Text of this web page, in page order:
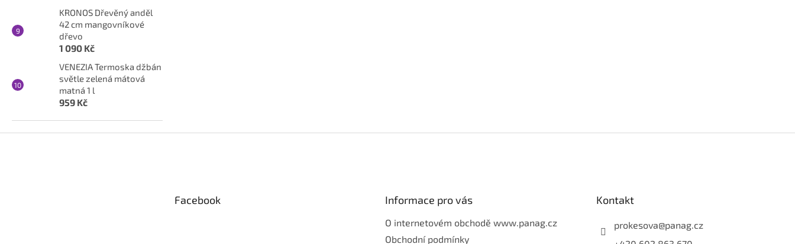
KRONOS Dřevěný anděl
42 cm mangovníkové
dřevo
1 090 Kč
VENEZIA Termoska džbán
světle zelená mátová
matná 1 l
959 Kč
Facebook Informace pro vás
O internetovém obchodě www.panag.cz
Obchodní podmínky
Kontakt
prokesova@panag.cz